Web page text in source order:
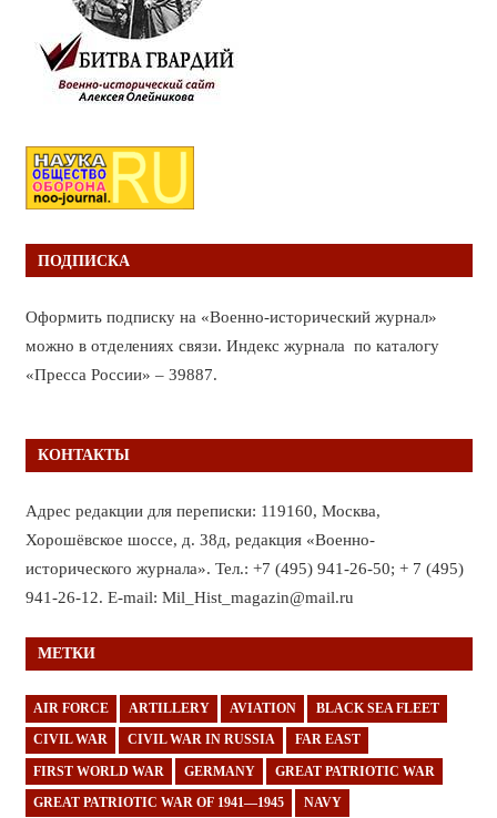
ПОДПИСКА
Оформить подписку на «Военно-исторический журнал»
можно в отделениях связи. Индекс журнала по каталогу
«Пресса России» – 39887.
КОНТАКТЫ
Адрес редакции для переписки: 119160, Москва,
Хорошёвское шоссе, д. 38д, редакция «Военно-
исторического журнала». Тел.: +7 (495) 941-26-50; + 7 (495)
941-26-12. E-mail: Mil_Hist_magazin@mail.ru
МЕТКИ
AIR FORCE ARTILLERY AVIATION BLACK SEA FLEET
CIVIL WAR CIVIL WAR IN RUSSIA FAR EAST
FIRST WORLD WAR GERMANY GREAT PATRIOTIC WAR
GREAT PATRIOTIC WAR OF 1941—1945 NAVY